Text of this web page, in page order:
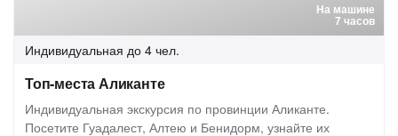
На машине
7 часов
Индивидуальная до 4 чел.
Топ-места Аликанте
Индивидуальная экскурсия по провинции Аликанте.
Посетите Гуадалест, Алтею и Бенидорм, узнайте их